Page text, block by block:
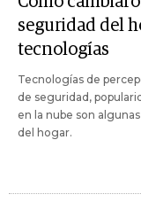
seguridad del
tecnologías
Tecnologías de
de seguridad,
en la nube son
del hogar.